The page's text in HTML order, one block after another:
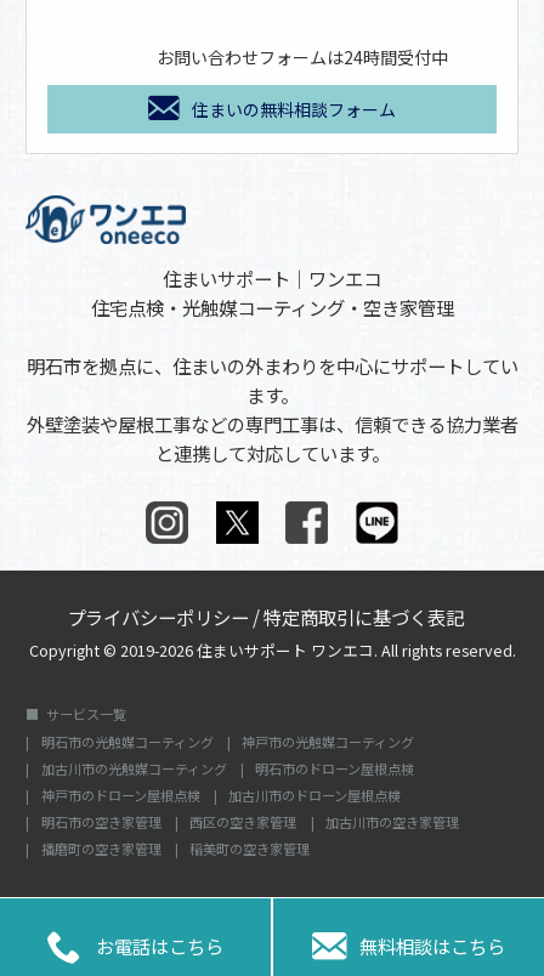
お問い合わせフォームは24時間受付中
住まいの無料相談フォーム
住まいサポート｜ワンエコ
住宅点検・光触媒コーティング・空き家管理
明石市を拠点に、住まいの外まわりを中心にサポートしてい
ます。
外壁塗装や屋根工事などの専門工事は、信頼できる協力業者
と連携して対応しています。
プライバシーポリシー /特定商取引に基づく表記
Copyright © 2019-2026 住まいサポート ワンエコ. All rights reserved.
サービス一覧
明石市の光触媒コーティング
神戸市の光触媒コーティング
加古川市の光触媒コーティング
明石市のドローン屋根点検
神戸市のドローン屋根点検
加古川市のドローン屋根点検
明石市の空き家管理
西区の空き家管理
加古川市の空き家管理
播磨町の空き家管理
稲美町の空き家管理
 お電話はこちら  無料相談はこちら